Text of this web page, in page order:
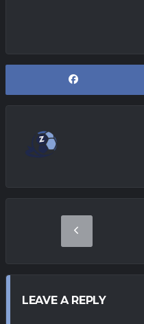
LEAVE A REPLY